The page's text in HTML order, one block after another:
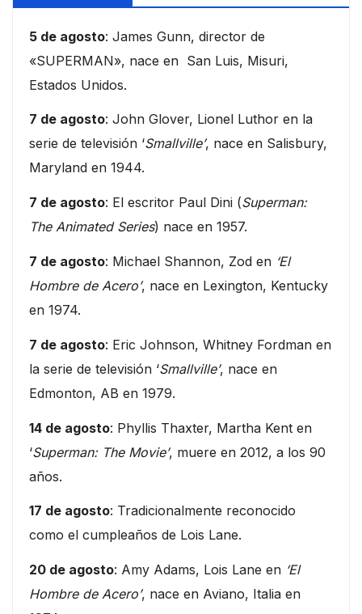
5 de agosto: James Gunn, director de
«SUPERMAN», nace en San Luis, Misuri,
Estados Unidos.
7 de agosto: John Glover, Lionel Luthor en la
serie de televisión ‘Smallville’, nace en Salisbury,
Maryland en 1944.
7 de agosto: El escritor Paul Dini (Superman:
The Animated Series) nace en 1957.
7 de agosto: Michael Shannon, Zod en ‘El
Hombre de Acero’, nace en Lexington, Kentucky
en 1974.
7 de agosto: Eric Johnson, Whitney Fordman en
la serie de televisión ‘Smallville’, nace en
Edmonton, AB en 1979.
14 de agosto: Phyllis Thaxter, Martha Kent en
‘Superman: The Movie’, muere en 2012, a los 90
años.
17 de agosto: Tradicionalmente reconocido
como el cumpleaños de Lois Lane.
20 de agosto: Amy Adams, Lois Lane en ‘El
Hombre de Acero’, nace en Aviano, Italia en